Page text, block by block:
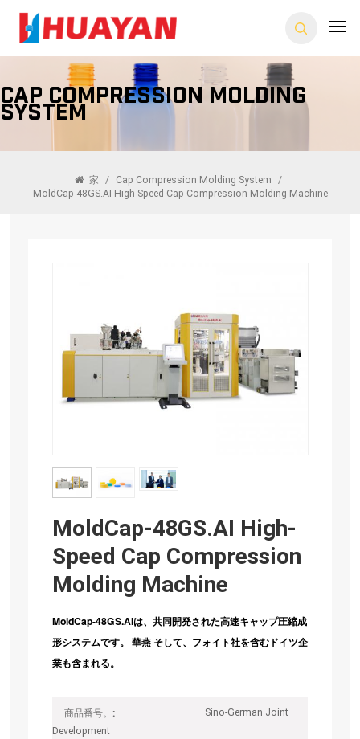
Cap Compression Molding
System
家 / Cap Compression Molding System
/
MoldCap-48GS.AI High-Speed Cap Compression Molding Machine
MoldCap-48GS.AI High-
Speed Cap Compression
Molding Machine
MoldCap-48GS.AIは、共同開発された高速キャップ圧縮成
形システムです。 華燕 そして、フォイト社を含むドイツ企
業も含まれる。
商品番号。:
Sino-German Joint
Development